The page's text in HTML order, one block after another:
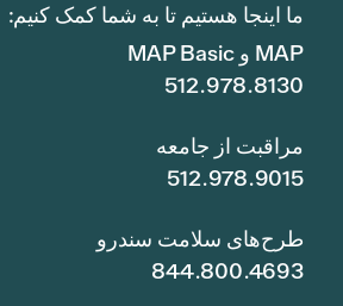
ما اینجا هستیم تا به شما کمک کنیم:
MAP و MAP Basic
512.978.8130
مراقبت از جامعه
512.978.9015
طرح‌های سلامت سندرو
844.800.4693